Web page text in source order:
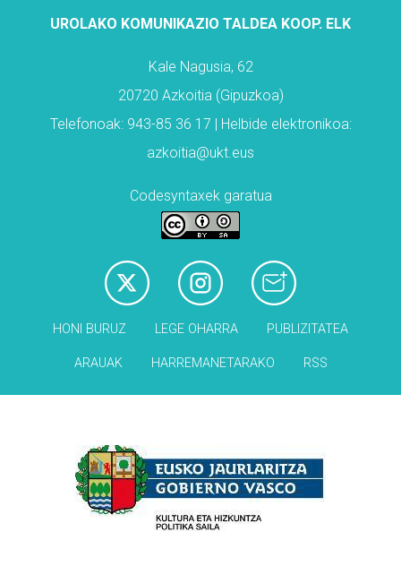
UROLAKO KOMUNIKAZIO TALDEA KOOP. ELK
Kale Nagusia, 62
20720 Azkoitia (Gipuzkoa)
Telefonoak: 943-85 36 17 | Helbide elektronikoa:
azkoitia@ukt.eus
Codesyntaxek garatua
HONI BURUZ LEGE OHARRA PUBLIZITATEA
ARAUAK HARREMANETARAKO RSS